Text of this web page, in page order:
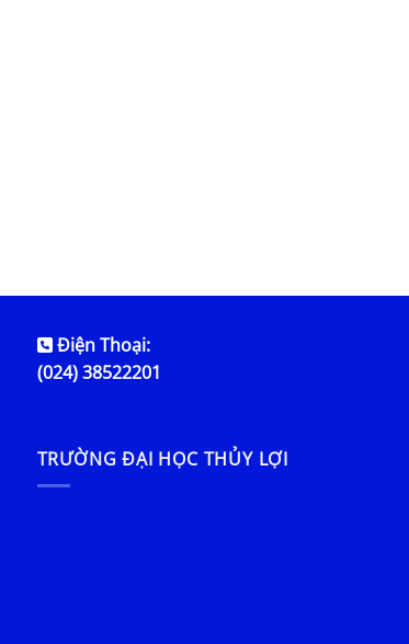
Điện Thoại:
(024) 38522201
TRƯỜNG ĐẠI HỌC THỦY LỢI